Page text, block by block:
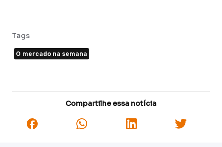
Tags
O mercado na semana
Compartilhe essa notícia